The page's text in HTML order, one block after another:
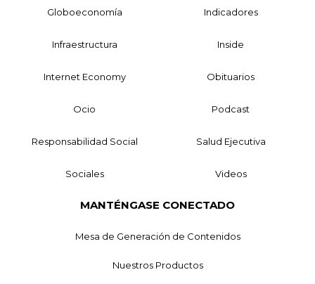
Globoeconomía Indicadores
Infraestructura Inside
Internet Economy Obituarios
Ocio Podcast
Responsabilidad Social Salud Ejecutiva
Sociales Videos
MANTÉNGASE CONECTADO
Mesa de Generación de Contenidos
Nuestros Productos